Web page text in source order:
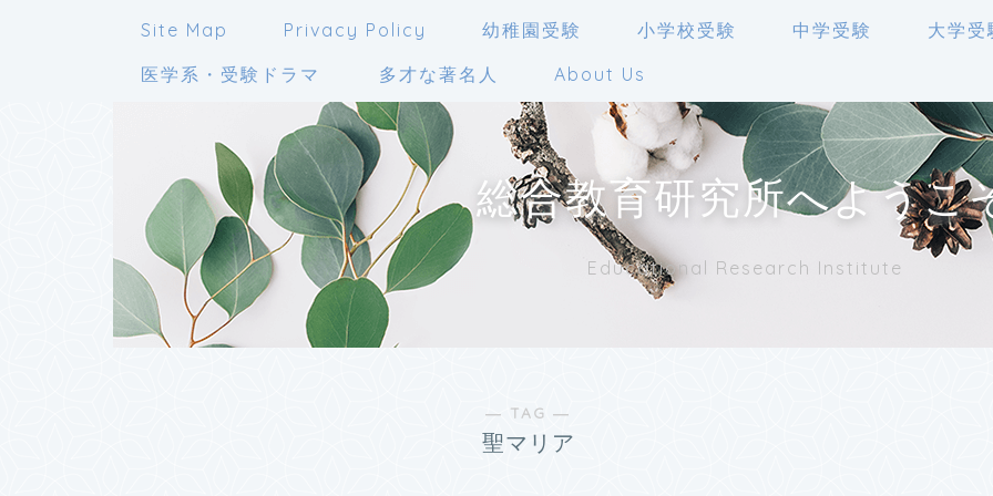
Site Map Privacy Policy 幼稚園受験 小学校受験 中学受験
大学受
医学系・受験ドラマ
多才な著名人 About Us
総合教育研究所へようこ
Educational Research Institute
― TAG ―
聖マリア